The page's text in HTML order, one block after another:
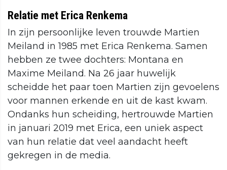
Relatie met Erica Renkema
In zijn persoonlijke leven trouwde Martien
Meiland in 1985 met Erica Renkema. Samen
hebben ze twee dochters: Montana en
Maxime Meiland. Na 26 jaar huwelijk
scheidde het paar toen Martien zijn gevoelens
voor mannen erkende en uit de kast kwam.
Ondanks hun scheiding, hertrouwde Martien
in januari 2019 met Erica, een uniek aspect
van hun relatie dat veel aandacht heeft
gekregen in de media.